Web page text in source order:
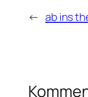
← ab ins